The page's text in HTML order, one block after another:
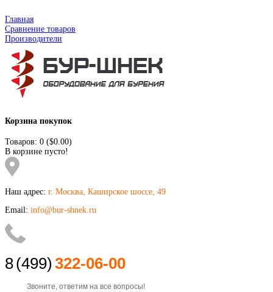
Главная
Сравнение товаров
Производители
Корзина покупок
Товаров: 0 ($0.00)
В корзине пусто!
Наш адрес: г. Москва, Каширское шоссе, 49
Email: info@bur-shnek.ru
8(499) 322-06-00
Звоните, ответим на все вопросы!